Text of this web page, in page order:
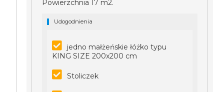
Powierzchnia 17 m2.
Udogodnienia
jedno małżeńskie łóżko typu
KING SIZE 200x200 cm
Stoliczek